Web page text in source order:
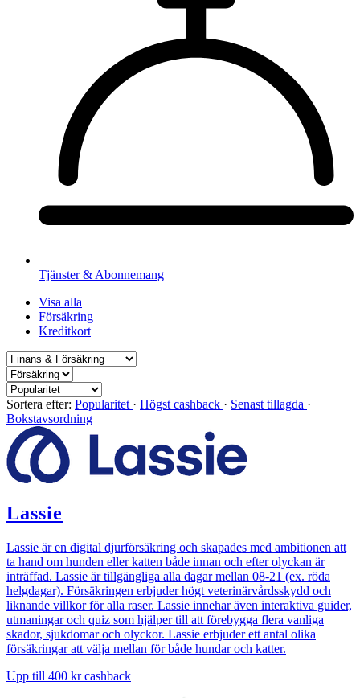
Tjänster & Abonnemang
Visa alla
Försäkring
Kreditkort
Sortera efter: Popularitet · Högst cashback · Senast tillagda ·
Bokstavsordning
Lassie
Lassie är en digital djurförsäkring och skapades med ambitionen att
ta hand om hunden eller katten både innan och efter olyckan är
inträffad. Lassie är tillgängliga alla dagar mellan 08-21 (ex. röda
helgdagar). Försäkringen erbjuder högt veterinärvårdsskydd och
liknande villkor för alla raser. Lassie innehar även interaktiva guider,
utmaningar och quiz som hjälper till att förebygga flera vanliga
skador, sjukdomar och olyckor. Lassie erbjuder ett antal olika
försäkringar att välja mellan för både hundar och katter.
Upp till 400 krcashback